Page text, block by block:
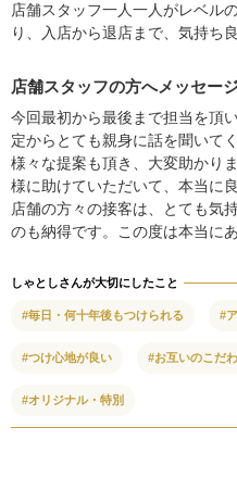
店舗スタッフ一人一人がレベル
り、入店から退店まで、気持ち
店舗スタッフの方へメッセー
今回最初から最後まで担当を頂
定からとても親身に話を聞いて
様々な提案も頂き、大変助かり
様に助けていただいて、本当に
店舗の方々の接客は、とても気
のも納得です。この度は本当に
しゃとしさんが大切にしたこと
#毎日・何十年後もつけられる #
#つけ心地が良い #お互いのこだ
#オリジナル・特別